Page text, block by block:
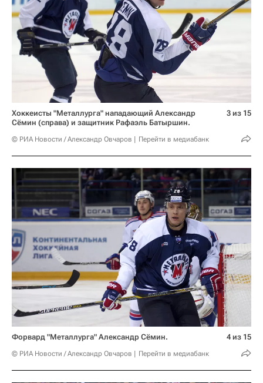
Хоккеисты "Металлурга" нападающий Александр
Сёмин (справа) и защитник Рафаэль Батыршин.
© РИА Новости / Александр Овчаров Перейти в медиабанк
3 из 15
Форвард "Металлурга" Александр Сёмин.
© РИА Новости / Александр Овчаров Перейти в медиабанк
4 из 15